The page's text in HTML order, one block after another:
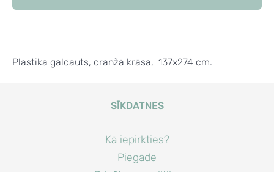
Plastika galdauts, oranžā krāsa, 137x274 cm.
SĪKDATNES
Kā iepirkties?
Piegāde